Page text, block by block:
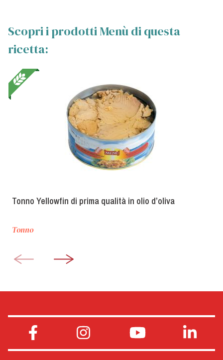
Scopri i prodotti Menù di questa
ricetta:
Tonno Yellowfin di prima qualità in olio d’oliva
Tonno